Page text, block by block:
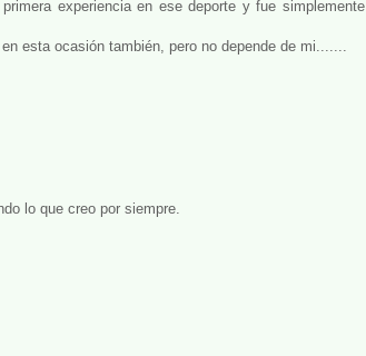
experiencia en ese deporte y fue simplemente
esta ocasión también, pero no depende de mi.......
lo que creo por siempre.